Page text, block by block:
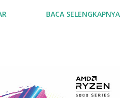
dengan smartphone,
itu resikonya, mata jadi makin
mesti cek spreadsheet hasil
BACA SELENGKAPNYA